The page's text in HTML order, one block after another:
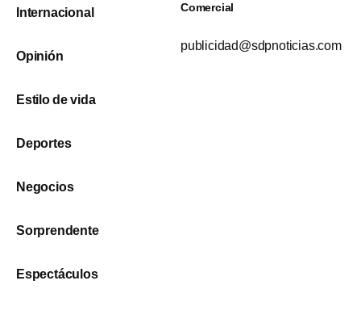
Internacional
Opinión
Estilo de vida
Deportes
Negocios
Sorprendente
Espectáculos
Comercial
publicidad@sdpnoticias.com